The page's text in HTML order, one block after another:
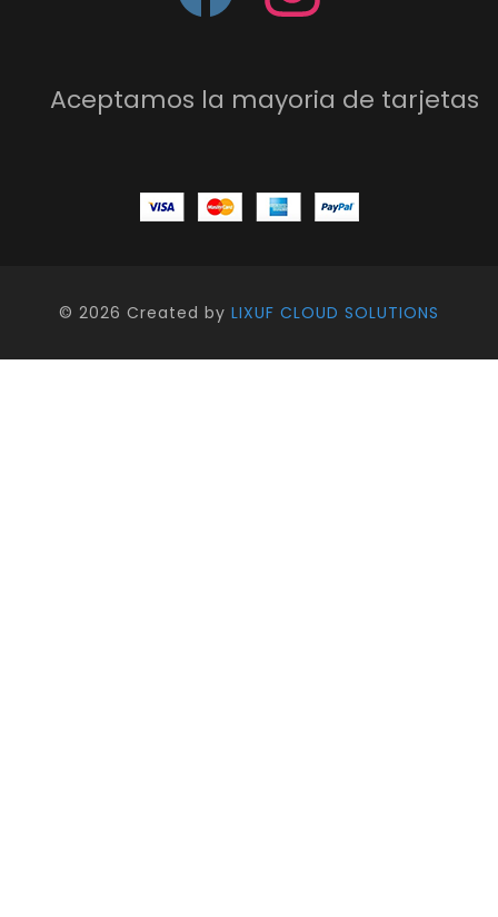
Aceptamos la mayoria de tarjetas
© 2026 Created by LIXUF CLOUD SOLUTIONS